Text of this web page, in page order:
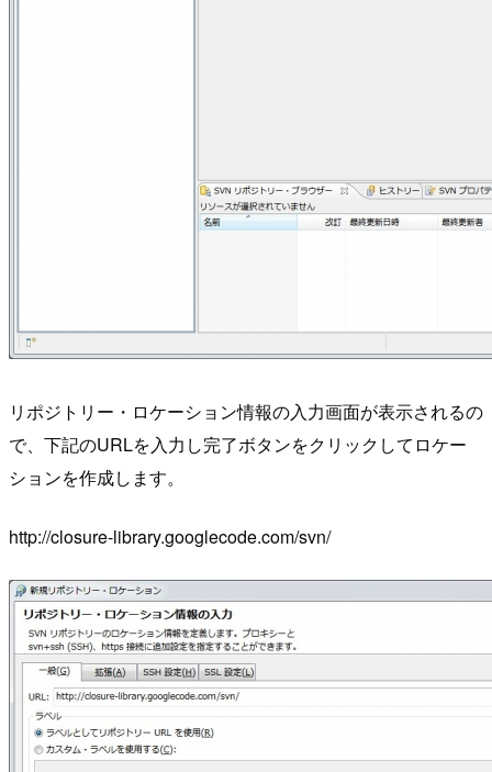
リポジトリー・ロケーション情報の入力画面が表示されるの
で、下記のURLを入力し完了ボタンをクリックしてロケー
ションを作成します。
http://closure-library.googlecode.com/svn/